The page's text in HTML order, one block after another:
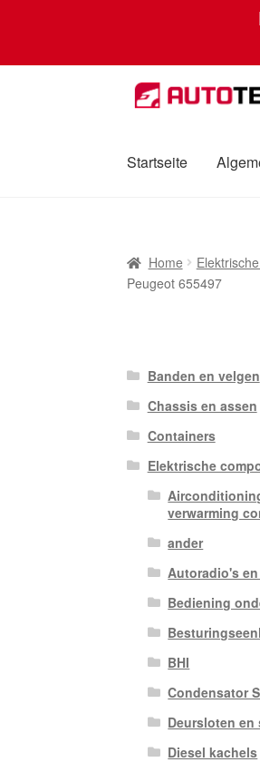
Ga
door
navigatie
Ga
naar
inhoud
Startseite
Over ons
Home
Peugeot 655497
Banden en velgen
Chassis en assen
Containers
Elektrische
verwarming
ander
Autoradio's
Bediening
BHI
Condensator
Deursloten en
Diesel kachels